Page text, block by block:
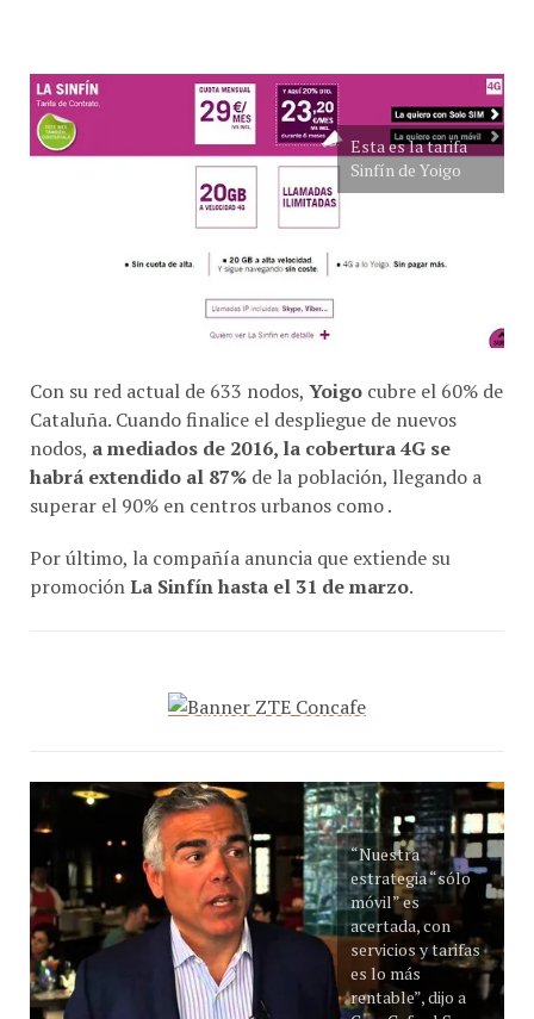
Esta es la tarifa
Sinfín de Yoigo
Cataluña. Cuando finalice el despliegue de nuevos
nodos,a mediados de 2016, la cobertura 4G se
habrá extendido al 87%de la población, llegando a
superar el 90% en centros urbanos como .
promoción La Sinfín hasta el 31 de marzo.
“Nuestra
estrategia “sólo
móvil” es
acertada, con
servicios y tarifas
es lo más
rentable”, dijo a
Con-Cafe el Sr.